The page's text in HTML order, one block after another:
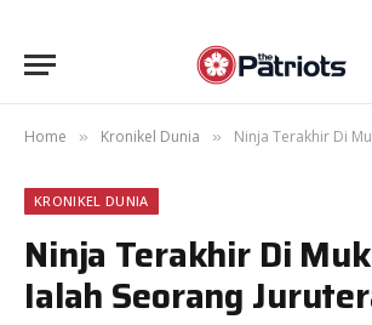
Home » Kronikel Dunia » Ninja Terakhir Di Muka
KRONIKEL DUNIA
Ninja Terakhir Di
Ialah Seorang